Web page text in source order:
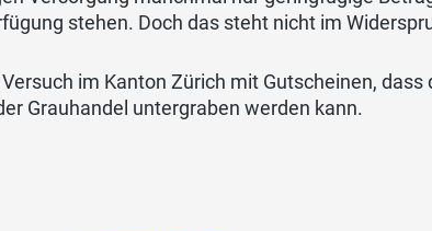
stehen. Doch das steht nicht im
im Kanton Zürich mit Gutscheinen,
Grauhandel untergraben werden kann.